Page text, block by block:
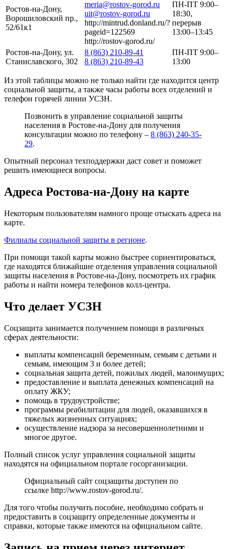
Ростов-на-Дону,
Ворошиловский пр.,
52/61к1
meria@rostov-gorod.ru
uit@rostov-gorod.ru
http://mintrud.donland.ru/?
pageid=122569
http://rostov-gorod.ru/
ПН-ПТ 9:00–
18:30,
перерыв
13:00–13:45
Ростов-на-Дону, ул.
Станиславского, 302
8 (863) 210-89-41
8 (863) 210-89-43
ПН-ПТ 9:00–
13:00
Из этой таблицы можно не только найти где находится центр
социальной защиты, а также часы работы всех отделений и
телефон горячей линии УСЗН.
Позвонить в управление социальной защиты
населения в Ростове-на-Дону для получения
консультации можно по телефону – 8 (863) 240-35-
29.
Опытный персонал техподдержки даст совет и поможет
решить имеющиеся вопросы.
Адреса Ростова-на-Дону на карте
Некоторым пользователям намного проще отыскать адреса на
карте.
Филиалы социальной защиты в регионе.
При помощи такой карты можно быстрее сориентироваться,
где находятся ближайшие отделения управления социальной
защиты населения в Ростове-на-Дону, посмотреть их график
работы и найти номера телефонов колл-центра.
Что делает УСЗН
Соцзащита занимается получением помощи в различных
сферах деятельности:
выплаты компенсаций беременным, семьям с детьми и
семьям, имеющим 3 и более детей;
социальная защита детей, пожилых людей, малоимущих;
предоставление и выплата денежных компенсаций на
оплату ЖКУ;
помощь в трудоустройстве;
программы реабилитации для людей, оказавшихся в
тяжелых жизненных ситуациях;
осуществление надзора за несовершеннолетними и
многое другое.
Полный список услуг управления социальной защиты
находятся на официальном портале госорганизации.
Официальный сайт соцзащиты доступен по
ссылке http://www.rostov-gorod.ru/.
Для того чтобы получить пособие, необходимо собрать и
предоставить в соцзащиту определенные документы и
справки, которые также имеются на официальном сайте.